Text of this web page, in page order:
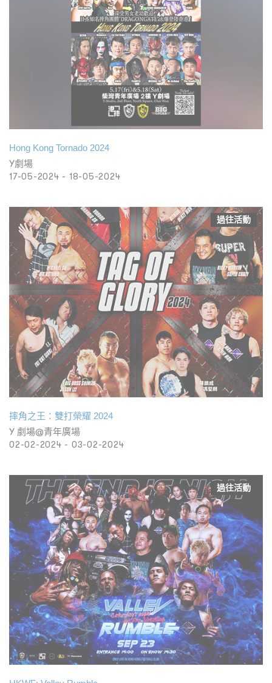
Hong Kong Tornado 2024
Y劇場
17-05-2024 - 18-05-2024
過往活動
摔角之王：雙打榮耀 2024
Y 劇場@青年廣場
02-02-2024 - 03-02-2024
過往活動